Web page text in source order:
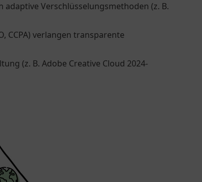
Verschlüsselungsmethoden (z. B.
CCPA) verlangen transparente
(z. B. Adobe Creative Cloud 2024-